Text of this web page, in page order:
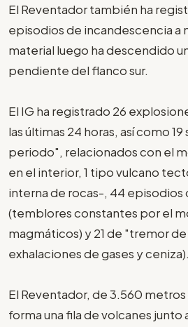
El Reventador también ha
episodios de incandescencia a
material luego ha descendido
pendiente del flanco sur.
El IG ha registrado 26
las últimas 24 horas, así como
periodo", relacionados con el
en el interior, 1 tipo vulcano
interna de rocas-, 44
(temblores constantes por el
magmáticos) y 21 de "tremor
exhalaciones de gases y ceniza).
El Reventador, de 3.560
forma una fila de volcanes junto